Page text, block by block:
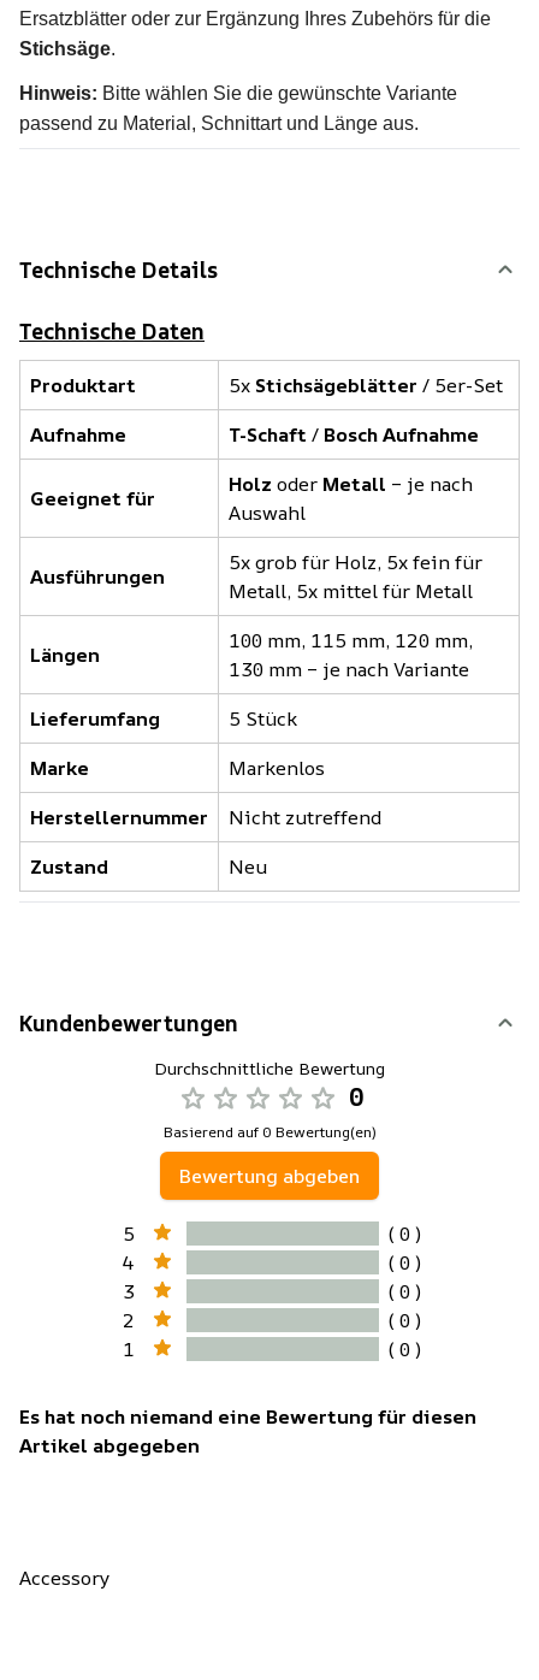
Ersatzblätter oder zur Ergänzung Ihres Zubehörs für die
Stichsäge.
Hinweis: Bitte wählen Sie die gewünschte Variante
passend zu Material, Schnittart und Länge aus.
Technische Details
Technische Daten
Produktart 5x Stichsägeblätter / 5er-Set
Aufnahme
T-Schaft /Bosch Aufnahme
Geeignet für
Holz oder Metall – je nach
Auswahl
Ausführungen
5x grob für Holz, 5x fein für
Metall, 5x mittel für Metall
Längen
100 mm, 115 mm, 120 mm,
130 mm – je nach Variante
Lieferumfang
5 Stück
Marke
Markenlos
Herstellernummer
Nicht zutreffend
Zustand
Neu
Kundenbewertungen
Durchschnittliche Bewertung
0
Basierend auf 0 Bewertung(en)
Bewertung abgeben
5
( 0 )
4
( 0 )
3
( 0 )
2
( 0 )
1
( 0 )
Es hat noch niemand eine Bewertung für diesen
Artikel abgegeben
Accessory